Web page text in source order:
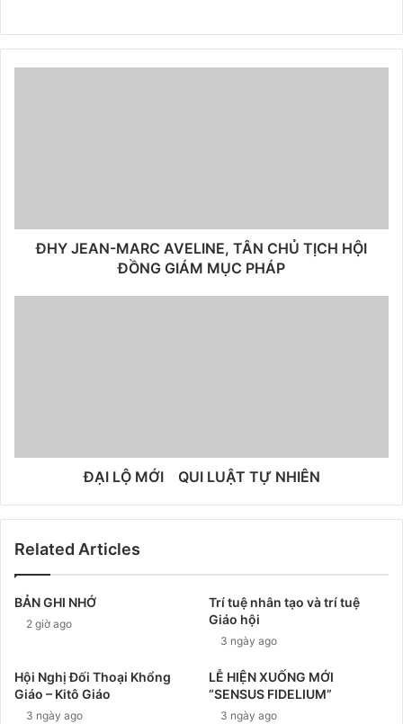
ĐHY JEAN-MARC AVELINE, TÂN CHỦ TỊCH HỘI
ĐỒNG GIÁM MỤC PHÁP
ĐẠI LỘ MỚI QUI LUẬT TỰ NHIÊN
Related Articles
BẢN GHI NHỚ
2 giờ ago
Trí tuệ nhân tạo và trí tuệ
Giáo hội
3 ngày ago
Hội Nghị Đối Thoại Khổng
Giáo – Kitô Giáo
3 ngày ago
LỄ HIỆN XUỐNG MỚI
“SENSUS FIDELIUM”
3 ngày ago